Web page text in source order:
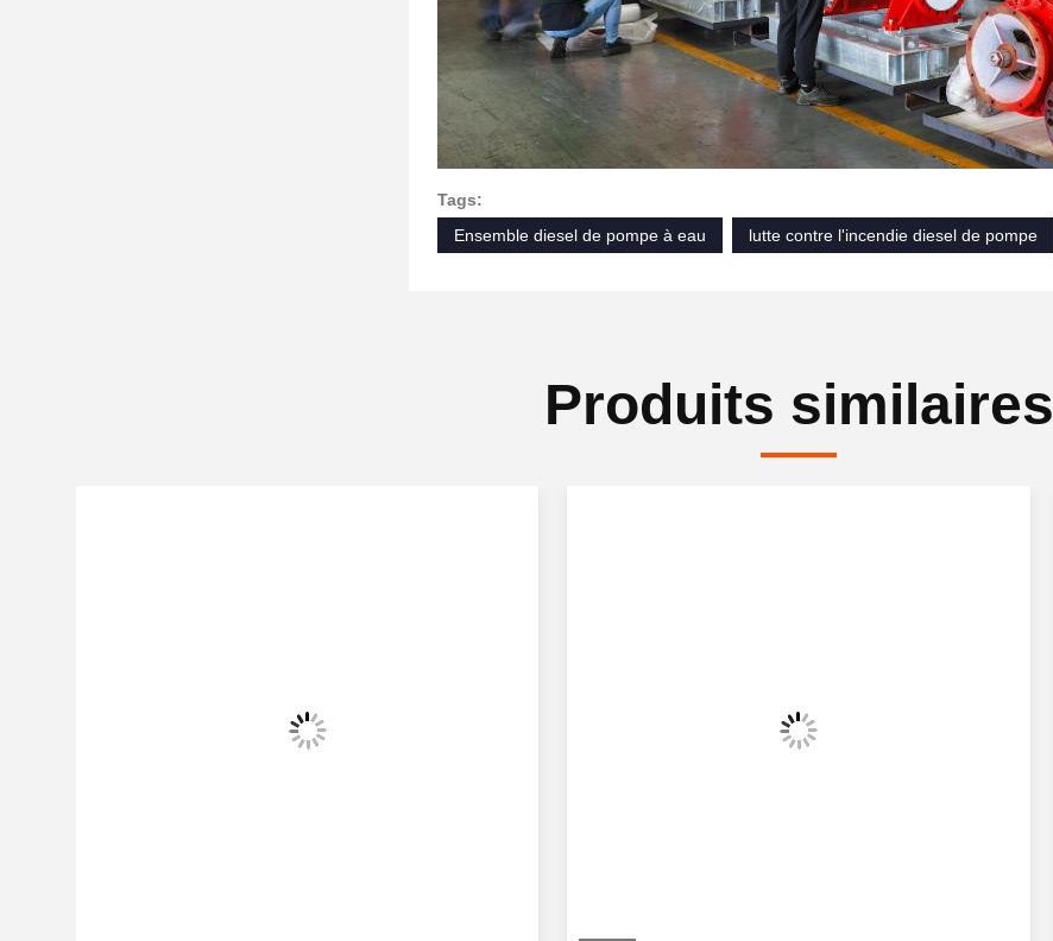
Tags:
Ensemble diesel de pompe à eau
lutte contre l'incendie diesel de pompe
Produits similaires